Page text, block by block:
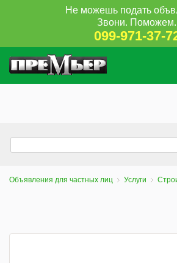
Не можешь подать
Звони. Поможем.
099-971-37-
Объявления для частных лиц Услуги